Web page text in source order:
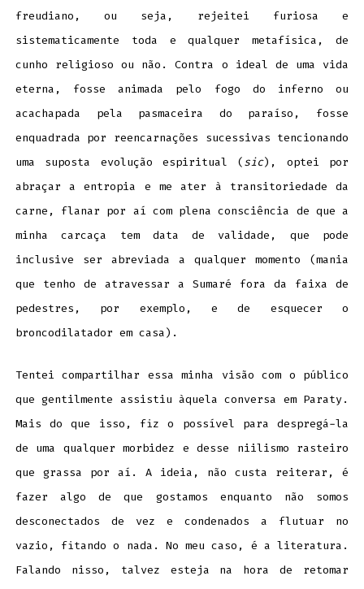
freudiano, ou seja, rejeitei furiosa e
sistematicamente toda e qualquer metafísica, de
cunho religioso ou não. Contra o ideal de uma vida
eterna, fosse animada pelo fogo do inferno ou
acachapada pela pasmaceira do paraíso, fosse
enquadrada por reencarnações sucessivas tencionando
uma suposta evolução espiritual (sic), optei por
abraçar a entropia e me ater à transitoriedade da
carne, flanar por aí com plena consciência de que a
minha carcaça tem data de validade, que pode
inclusive ser abreviada a qualquer momento (mania
que tenho de atravessar a Sumaré fora da faixa de
pedestres, por exemplo, e de esquecer o
broncodilatador em casa).
Tentei compartilhar essa minha visão com o público
que gentilmente assistiu àquela conversa em Paraty.
Mais do que isso, fiz o possível para despregá-la
de uma qualquer morbidez e desse niilismo rasteiro
que grassa por aí. A ideia, não custa reiterar, é
fazer algo de que gostamos enquanto não somos
desconectados de vez e condenados a flutuar no
vazio, fitando o nada. No meu caso, é a literatura.
Falando nisso, talvez esteja na hora de retomar